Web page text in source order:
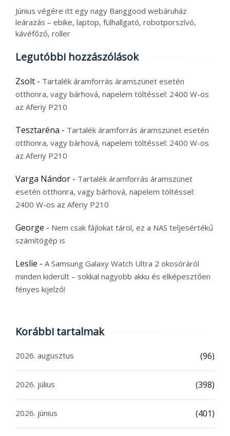
Június végére itt egy nagy Banggood webáruház
leárazás – ebike, laptop, fülhallgató, robotporszívó,
kávéfőző, roller
Legutóbbi hozzászólások
Zsolt - Tartalék áramforrás áramszünet esetén
otthonra, vagy bárhová, napelem töltéssel: 2400 W-os
az Aferiy P210
Tesztaréna - Tartalék áramforrás áramszünet esetén
otthonra, vagy bárhová, napelem töltéssel: 2400 W-os
az Aferiy P210
Varga Nándor - Tartalék áramforrás áramszünet
esetén otthonra, vagy bárhová, napelem töltéssel:
2400 W-os az Aferiy P210
George - Nem csak fájlokat tárol, ez a NAS teljesértékű
számítógép is
Leslie - A Samsung Galaxy Watch Ultra 2 okosóráról
minden kiderült – sokkal nagyobb akku és elképesztően
fényes kijelző!
Korábbi tartalmak
2026. augusztus (96)
2026. július (398)
2026. június (401)